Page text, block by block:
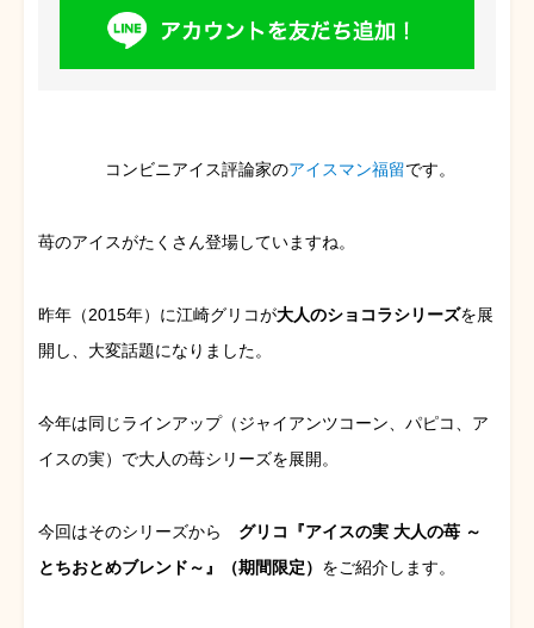
コンビニアイス評論家のアイスマン福留です。
苺のアイスがたくさん登場していますね。
昨年（2015年）に江崎グリコが大人のショコラシリーズを展
開し、大変話題になりました。
今年は同じラインアップ（ジャイアンツコーン、パピコ、ア
イスの実）で大人の苺シリーズを展開。
今回はそのシリーズから グリコ『アイスの実 大人の苺 ～
とちおとめブレンド～』（期間限定） をご紹介します。